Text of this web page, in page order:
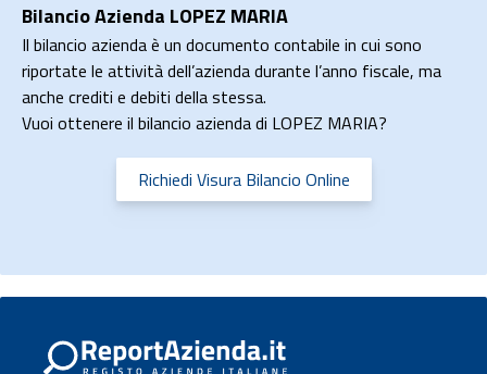
Bilancio Azienda LOPEZ MARIA
Il bilancio azienda è un documento contabile in cui sono
riportate le attività dell’azienda durante l’anno fiscale, ma
anche crediti e debiti della stessa.
Vuoi ottenere il bilancio azienda di LOPEZ MARIA?
Richiedi Visura Bilancio Online